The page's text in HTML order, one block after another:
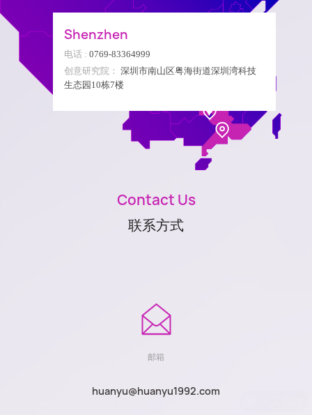
Shenzhen
电话 : 0769-83364999
创意研究院： 深圳市南山区粤海街道深圳湾科技
生态园10栋7楼
国际运营：香港北角电器道180号百家利中心12楼
Contact Us
联系方式
邮箱
huanyu@huanyu1992.com